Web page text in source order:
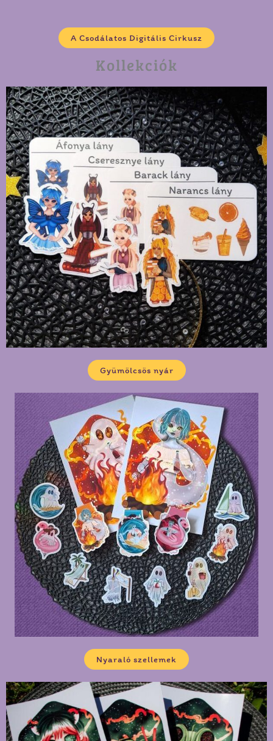
A Csodálatos Digitális Cirkusz
Kollekciók
Gyümölcsös nyár
Nyaraló szellemek